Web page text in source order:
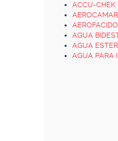
ACCU-CHEK
AGUA
AGUA
AGUA PARA